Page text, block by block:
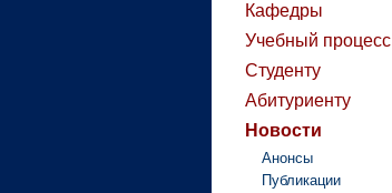
Кафедры
Учебный процесс
Студенту
Абитуриенту
Новости
Анонсы
Публикации